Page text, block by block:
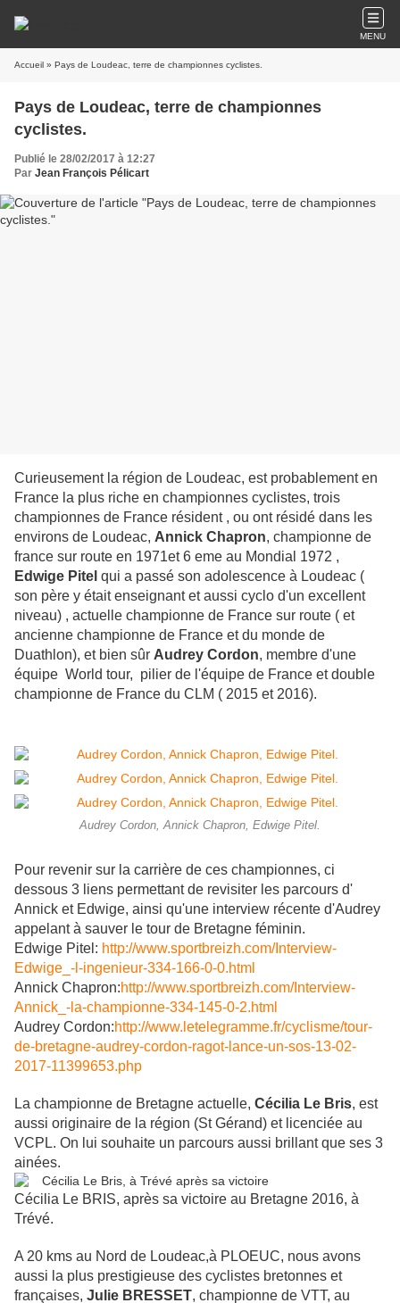
MENU
Accueil » Pays de Loudeac, terre de championnes cyclistes.
Pays de Loudeac, terre de championnes
cyclistes.
Publié le 28/02/2017 à 12:27
Par Jean François Pélicart
Curieusement la région de Loudeac, est probablement en
France la plus riche en championnes cyclistes, trois
championnes de France résident , ou ont résidé dans les
environs de Loudeac, Annick Chapron, championne de
france sur route en 1971et 6 eme au Mondial 1972 ,
Edwige Pitel qui a passé son adolescence à Loudeac (
son père y était enseignant et aussi cyclo d'un excellent
niveau) , actuelle championne de France sur route ( et
ancienne championne de France et du monde de
Duathlon), et bien sûr Audrey Cordon, membre d'une
équipe World tour, pilier de l'équipe de France et double
championne de France du CLM ( 2015 et 2016).
Audrey Cordon, Annick Chapron, Edwige Pitel.
Pour revenir sur la carrière de ces championnes, ci
dessous 3 liens permettant de revisiter les parcours d'
Annick et Edwige, ainsi qu'une interview récente d'Audrey
appelant à sauver le tour de Bretagne féminin.
Edwige Pitel: http://www.sportbreizh.com/Interview-
Edwige_-l-ingenieur-334-166-0-0.html
Annick Chapron:http://www.sportbreizh.com/Interview-
Annick_-la-championne-334-145-0-2.html
Audrey Cordon:http://www.letelegramme.fr/cyclisme/tour-
de-bretagne-audrey-cordon-ragot-lance-un-sos-13-02-
2017-11399653.php
La championne de Bretagne actuelle, Cécilia Le Bris, est
aussi originaire de la région (St Gérand) et licenciée au
VCPL. On lui souhaite un parcours aussi brillant que ses 3
ainées.
Cécilia Le BRIS, après sa victoire au Bretagne 2016, à
Trévé.
A 20 kms au Nord de Loudeac,à PLOEUC, nous avons
aussi la plus prestigieuse des cyclistes bretonnes et
françaises, Julie BRESSET, championne de VTT, au